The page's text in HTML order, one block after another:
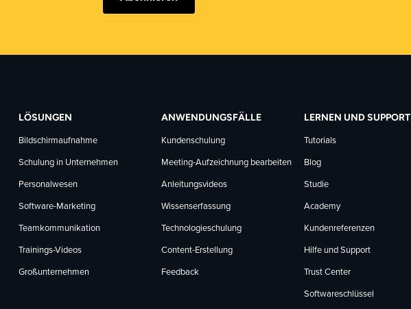
LÖSUNGEN
Bildschirmaufnahme
Schulung in Unternehmen
Personalwesen
Software-Marketing
Teamkommunikation
Trainings-Videos
Großunternehmen
ANWENDUNGSFÄLLE
Kundenschulung
Meeting-Aufzeichnung bearbeiten
Anleitungsvideos
Wissenserfassung
Technologieschulung
Content-Erstellung
Feedback
LERNEN UND SUPPORT
Tutorials
Blog
Studie
Academy
Kundenreferenzen
Hilfe und Support
Trust Center
Softwareschlüssel